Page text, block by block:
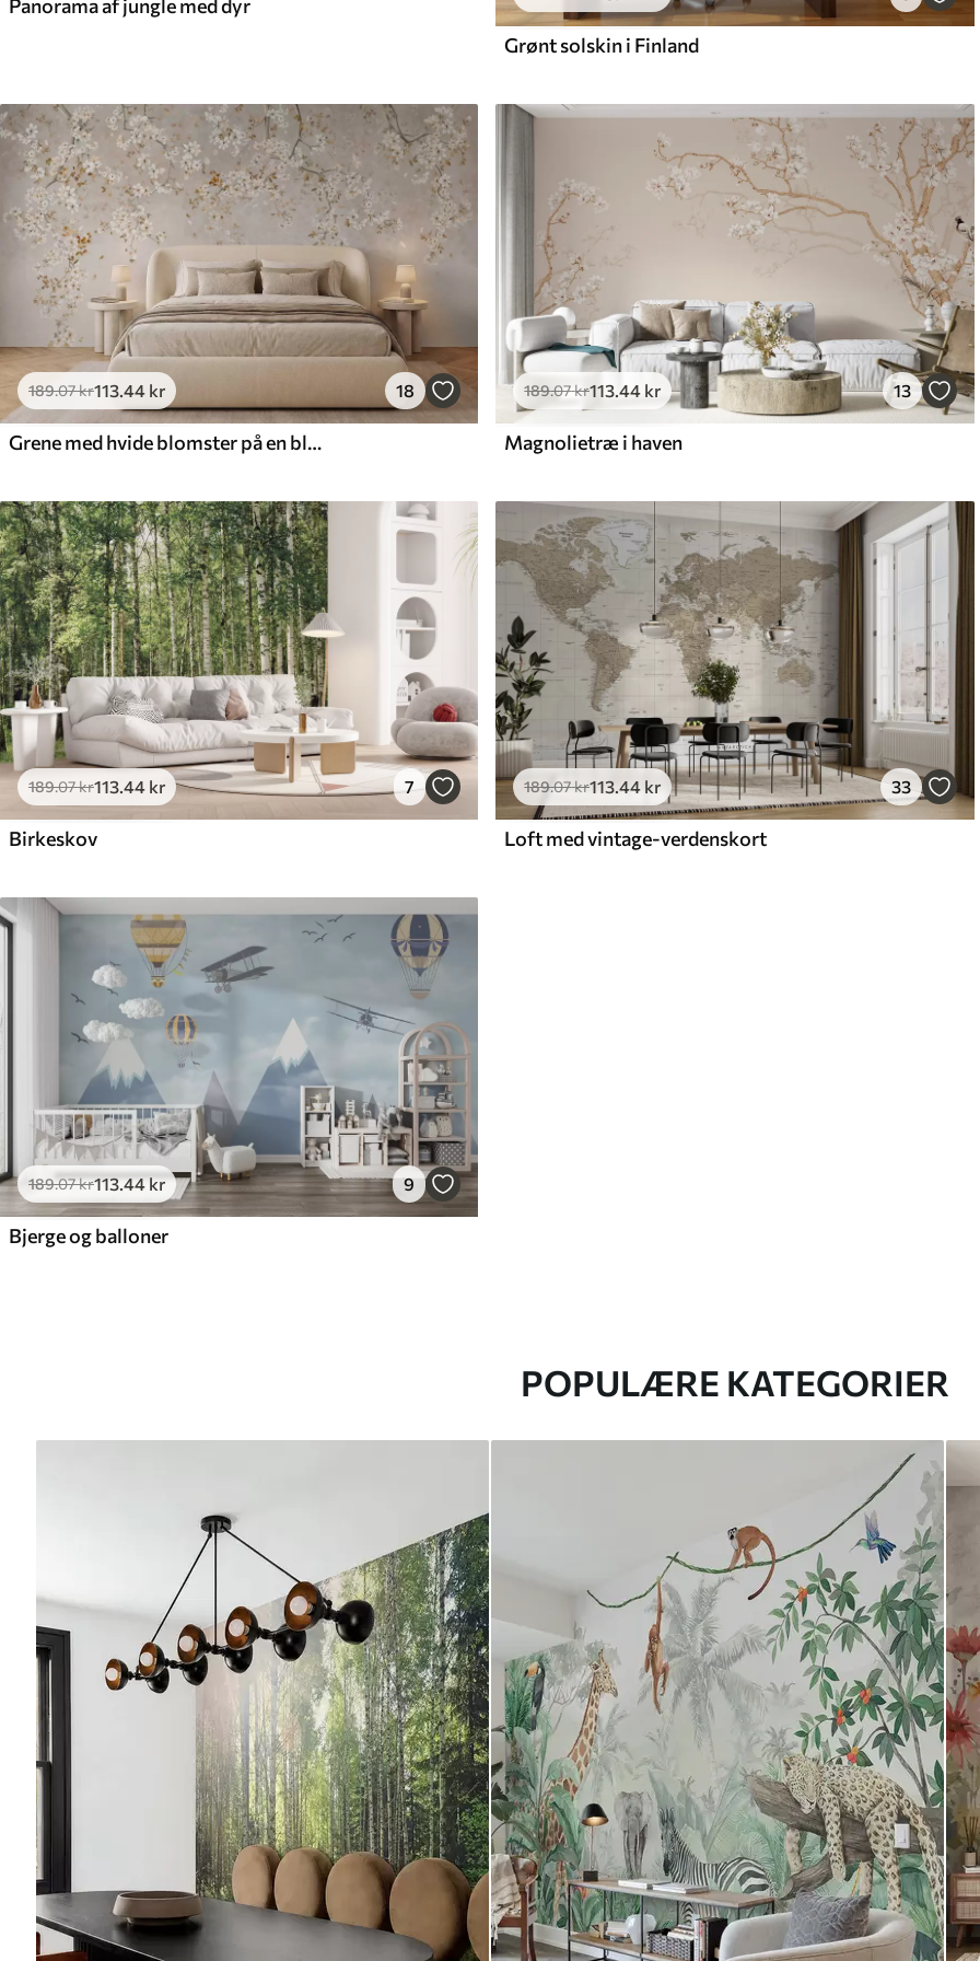
Panorama af jungle med dyr
Grønt solskin i Finland
189.07kr113 .44 kr 18
Grene med hvide blomster på en blød beige baggrund
189.07kr113 .44 kr 13
Magnolietræ i haven
189.07kr113.44 kr 7
Birkeskov
189.07kr113.44 kr 33
Loft med vintage-verdenskort
189.07kr113.44kr 9
Bjerge og balloner
POPULÆRE KATEGORIER